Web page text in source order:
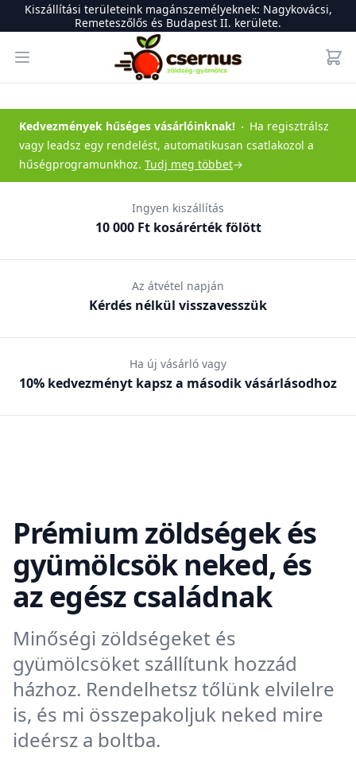
Kiszállítási területeink magánszemélyeknek: Nagykovácsi,
Remeteszőlős és Budapest II. kerülete.
Open menu
Csernus Zöldség-gyümölcs
Kedvezmények hűséges vásárlóinknak!
Ha regisztrálsz
vagy leadsz egy rendelést, automatikusan csatlakozol a
hűségprogramunkhoz. Tudj meg többet→
Ingyen kiszállítás
10 000 Ft kosárérték fölött
Az átvétel napján
Kérdés nélkül visszavesszük
Ha új vásárló vagy
10% kedvezményt kapsz a második vásárlásodhoz
Prémium zöldségek és
gyümölcsök neked, és
az egész családnak
Minőségi zöldségeket és
gyümölcsöket szállítunk hozzád
házhoz. Rendelhetsz tőlünk elvilelre
is, és mi összepakoljuk neked mire
ideérsz a boltba.